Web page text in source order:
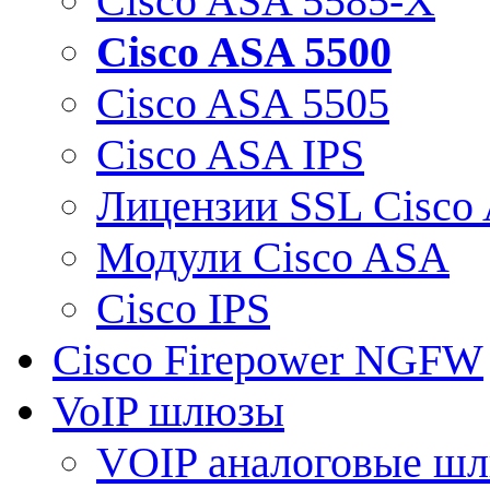
Cisco ASA 5500
Cisco ASA 5505
Cisco ASA IPS
Лицензии SSL Cisco
Модули Cisco ASA
Cisco IPS
Cisco Firepower NGFW
VoIP шлюзы
VOIP аналоговые